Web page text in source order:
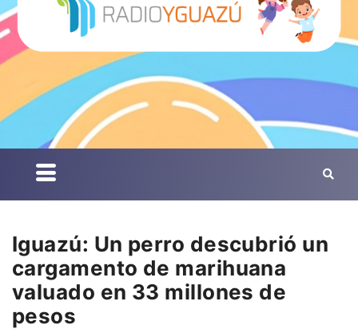
Iguazú: Un perro descubrió un
cargamento de marihuana
valuado en 33 millones de
pesos